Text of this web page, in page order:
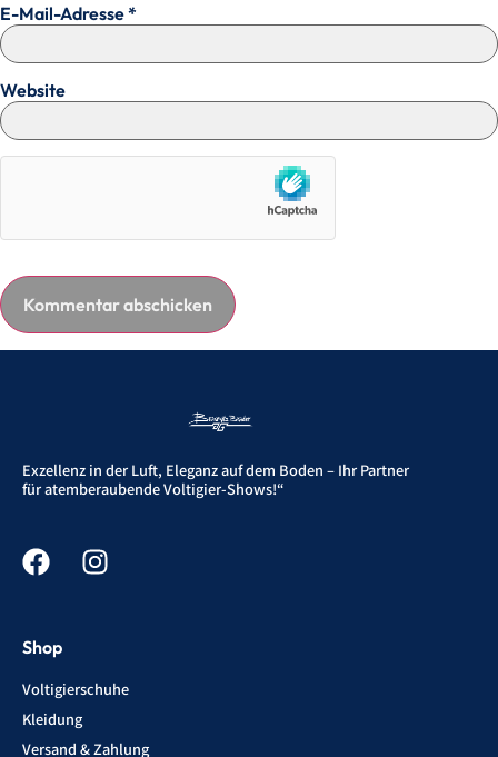
E-Mail-Adresse*
Website
Exzellenz in der Luft, Eleganz auf dem Boden – Ihr Partner
für atemberaubende Voltigier-Shows!“
Shop
Voltigierschuhe
Kleidung
Versand & Zahlung